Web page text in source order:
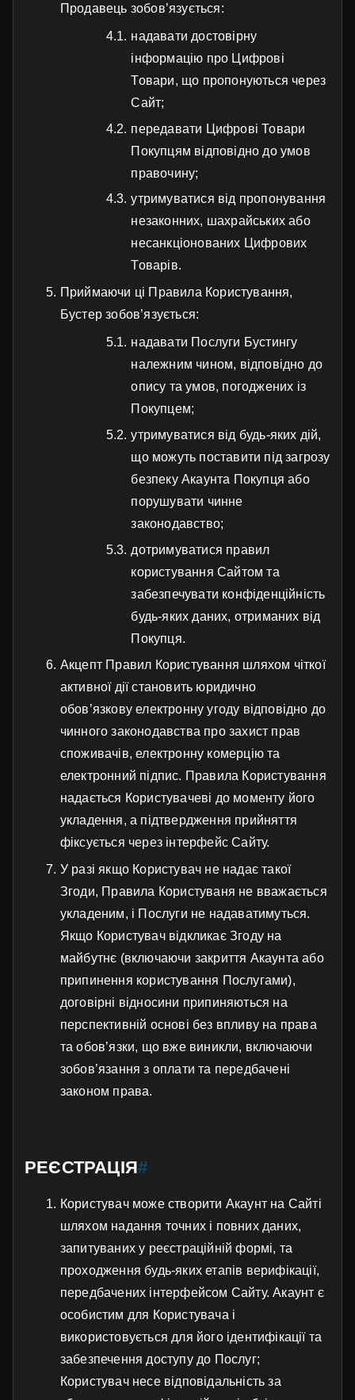
Продавець зобов’язується:
надавати достовірну
інформацію про Цифрові
Товари, що пропонуються через
Сайт;
передавати Цифрові Товари
Покупцям відповідно до умов
правочину;
утримуватися від пропонування
незаконних, шахрайських або
несанкціонованих Цифрових
Товарів.
Приймаючи ці Правила Користування,
Бустер зобов’язується:
надавати Послуги Бустингу
належним чином, відповідно до
опису та умов, погоджених із
Покупцем;
утримуватися від будь-яких дій,
що можуть поставити під загрозу
безпеку Акаунта Покупця або
порушувати чинне
законодавство;
дотримуватися правил
користування Сайтом та
забезпечувати конфіденційність
будь-яких даних, отриманих від
Покупця.
Акцепт Правил Користування шляхом чіткої
активної дії становить юридично
обов’язкову електронну угоду відповідно до
чинного законодавства про захист прав
споживачів, електронну комерцію та
електронний підпис. Правила Користування
надається Користувачеві до моменту його
укладення, а підтвердження прийняття
фіксується через інтерфейс Сайту.
У разі якщо Користувач не надає такої
Згоди, Правила Користуваня не вважається
укладеним, і Послуги не надаватимуться.
Якщо Користувач відкликає Згоду на
майбутнє (включаючи закриття Акаунта або
припинення користування Послугами),
договірні відносини припиняються на
перспективній основі без впливу на права
та обов’язки, що вже виникли, включаючи
зобов’язання з оплати та передбачені
законом права.
РЕЄСТРАЦІЯ#
Користувач може створити Акаунт на Сайті
шляхом надання точних і повних даних,
запитуваних у реєстраційній формі, та
проходження будь-яких етапів верифікації,
передбачених інтерфейсом Сайту. Акаунт є
особистим для Користувача і
використовується для його ідентифікації та
забезпечення доступу до Послуг;
Користувач несе відповідальність за